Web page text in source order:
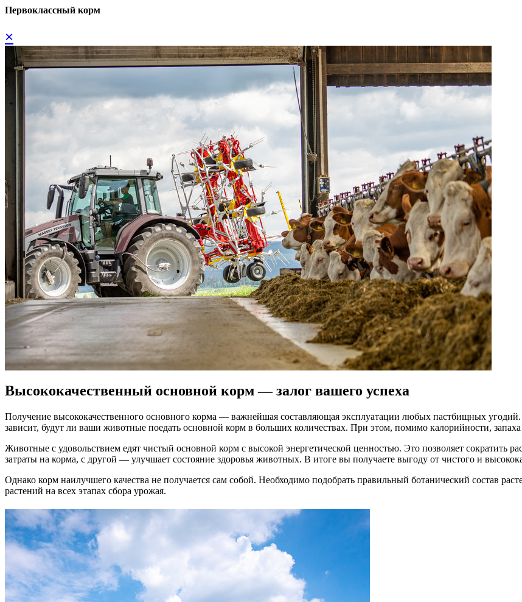
Первоклассный корм
×
Высококачественный основной корм — залог вашего успеха
Получение высококачественного основного корма — важнейшая составляющая эксплуатации любых пастбищных
зависит, будут ли ваши животные поедать основной корм в больших количествах. При этом, помимо калорийности,
Животные с удовольствием едят чистый основной корм с высокой энергетической ценностью. Это позволяет сократить
затраты на корма, с другой — улучшает состояние здоровья животных. В итоге вы получаете выгоду от чистого и
Однако корм наилучшего качества не получается сам собой. Необходимо подобрать правильный ботанический состав
растений на всех этапах сбора урожая.